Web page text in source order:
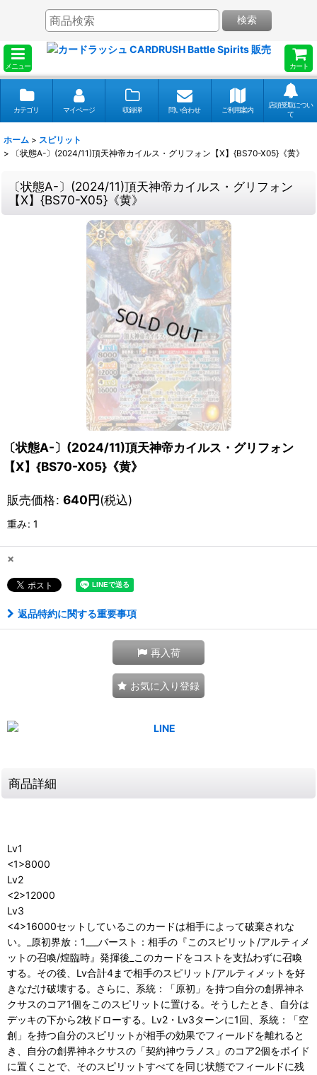
メニュー カート
検索
カテゴリ マイページ 収録弾 問い合わせ ご利用案内
店頭受取につい
て
ホーム > スピリット
>
〔状態A-〕(2024/11)頂天神帝カイルス・グリフォン【X】{BS70-X05}《黄》
〔状態A-〕(2024/11)頂天神帝カイルス・グリフォン
【X】{BS70-X05}《黄》
〔状態A-〕(2024/11)頂天神帝カイルス・グリフォン
【X】{BS70-X05}《黄》
販売価格: 640円(税込)
重み: 1
×
返品特約に関する重要事項
再入荷
お気に入り登録
商品詳細
Lv1
<1>8000
Lv2
<2>12000
Lv3
<4>16000セットしているこのカードは相手によって破棄されな
い。_原初界放：1___バースト：相手の『このスピリット/アルティメ
ットの召喚/煌臨時』発揮後_このカードをコストを支払わずに召喚
する。その後、Lv合計4まで相手のスピリット/アルティメットを好
きなだけ破壊する。さらに、系統：「原初」を持つ自分の創界神ネ
クサスのコア1個をこのスピリットに置ける。そうしたとき、自分は
デッキの下から2枚ドローする。Lv2・Lv3ターンに1回、系統：「空
創」を持つ自分のスピリットが相手の効果でフィールドを離れると
き、自分の創界神ネクサスの「契約神ウラノス」のコア2個をボイド
に置くことで、そのスピリットすべてを同じ状態でフィールドに残